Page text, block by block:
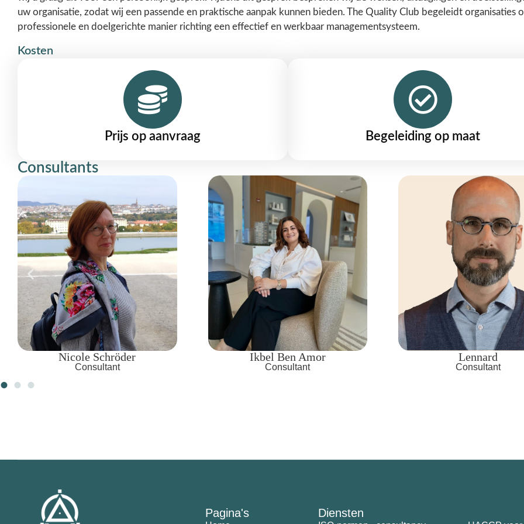
uw organisatie, zodat wij een passende en praktische aanpak kunnen bieden. The Quality Club begeleidt organisaties
professionele en doelgerichte manier richting een effectief en werkbaar managementsysteem.
Kosten
Prijs op aanvraag Begeleiding op maat
Consultants
Ikbel Ben Amor
Consultant
Lennard
Consultant
Nicole Schröder
Consultant
Pagina's Diensten